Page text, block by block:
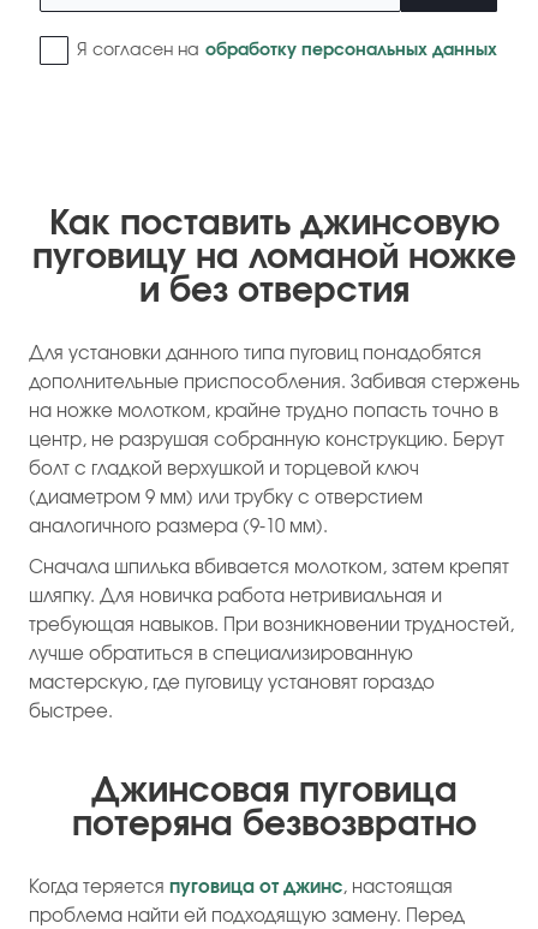
Я согласен на обработку персональных данных
Как поставить джинсовую
пуговицу на ломаной ножке
и без отверстия
Для установки данного типа пуговиц понадобятся
дополнительные приспособления. Забивая стержень
на ножке молотком, крайне трудно попасть точно в
центр, не разрушая собранную конструкцию. Берут
болт с гладкой верхушкой и торцевой ключ
(диаметром 9 мм) или трубку с отверстием
аналогичного размера (9-10 мм).
Сначала шпилька вбивается молотком, затем крепят
шляпку. Для новичка работа нетривиальная и
требующая навыков. При возникновении трудностей,
лучше обратиться в специализированную
мастерскую, где пуговицу установят гораздо
быстрее.
Джинсовая пуговица
потеряна безвозвратно
Когда теряется пуговица от джинс, настоящая
проблема найти ей подходящую замену. Перед